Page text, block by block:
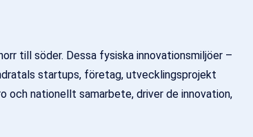
till söder. Dessa fysiska innovationsmiljöer –
startups, företag, utvecklingsprojekt
och nationellt samarbete, driver de innovation,